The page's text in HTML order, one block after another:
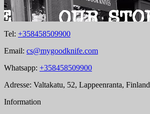
Tel: +358458509900
Email: cs@mygoodknife.com
Whatsapp: +358458509900
Adresse: Valtakatu, 52, Lappeenranta, Finland
Information